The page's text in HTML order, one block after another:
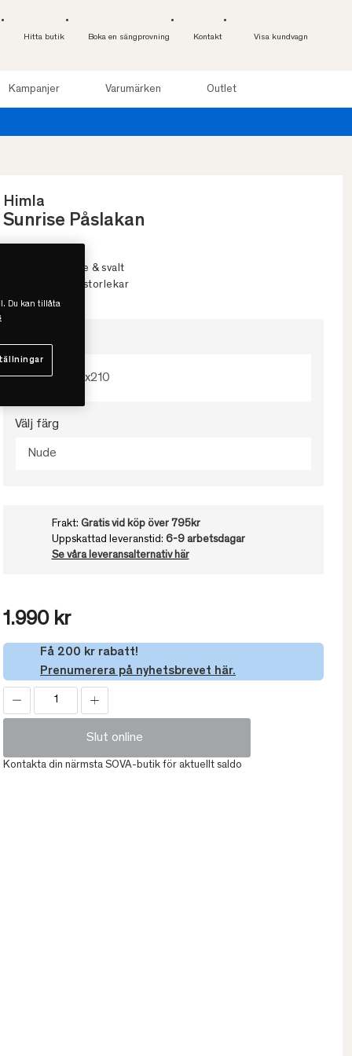
Hitta butik Boka en sängprovning Kontakt Visa kundvagn
Kampanjer Varumärken Outlet
Himla
Sunrise Påslakan
• Både värmande & svalt
• Flera färger & storlekar
150x210
Välj färg
Nude
Frakt: Gratis vid köp över 795kr
Uppskattad leveranstid: 6-9 arbetsdagar
Se våra leveransalternativ här
1.990 kr
Få 200 kr rabatt!
Prenumerera på nyhetsbrevet här.
Slut online
Kontakta din närmsta SOVA-butik för aktuellt saldo
Du kan tillåta